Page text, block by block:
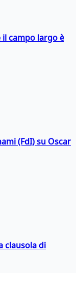
il campo largo è
(FdI) su Oscar
clausola di